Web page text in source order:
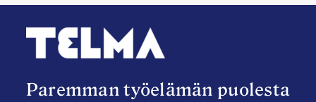
Paremman työelämän puolesta